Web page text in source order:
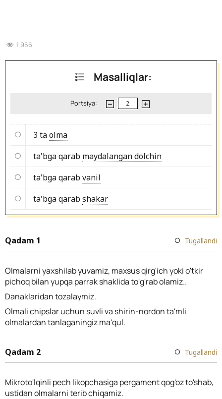
1 956
Masalliqlar:
Portsiya:
3 taolma
ta'bga qarab maydalangan dolchin
ta'bga qarabvanil
ta'bga qarabshakar
Qadam 1 Tugallandi
Olmalarni yaxshilab yuvamiz, maxsus qirg'ich yoki o'tkir
pichoq bilan yupqa parrak shaklida to'g'rab olamiz..
Danaklaridan tozalaymiz.
Olmali chipslar uchun suvli va shirin-nordon ta'mli
olmalardan tanlaganingiz ma'qul.
Qadam 2 Tugallandi
Mikroto'lqinli pech likopchasiga pergament qog'oz to'shab,
ustidan olmalarni terib chiqamiz.